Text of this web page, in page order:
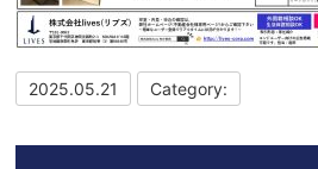
2025.05.21 Category: